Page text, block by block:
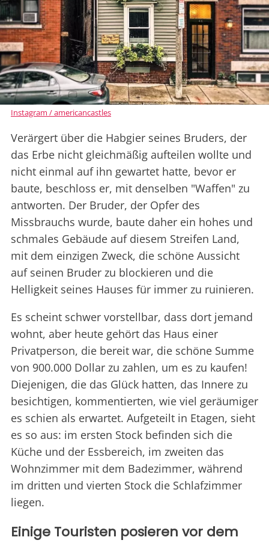
Instagram / americancastles
Verärgert über die Habgier seines Bruders, der
das Erbe nicht gleichmäßig aufteilen wollte und
nicht einmal auf ihn gewartet hatte, bevor er
baute, beschloss er, mit denselben "Waffen" zu
antworten. Der Bruder, der Opfer des
Missbrauchs wurde, baute daher ein hohes und
schmales Gebäude auf diesem Streifen Land,
mit dem einzigen Zweck, die schöne Aussicht
auf seinen Bruder zu blockieren und die
Helligkeit seines Hauses für immer zu ruinieren.
Es scheint schwer vorstellbar, dass dort jemand
wohnt, aber heute gehört das Haus einer
Privatperson, die bereit war, die schöne Summe
von 900.000 Dollar zu zahlen, um es zu kaufen!
Diejenigen, die das Glück hatten, das Innere zu
besichtigen, kommentierten, wie viel geräumiger
es schien als erwartet. Aufgeteilt in Etagen, sieht
es so aus: im ersten Stock befinden sich die
Küche und der Essbereich, im zweiten das
Wohnzimmer mit dem Badezimmer, während
im dritten und vierten Stock die Schlafzimmer
liegen.
Einige Touristen posieren vor dem